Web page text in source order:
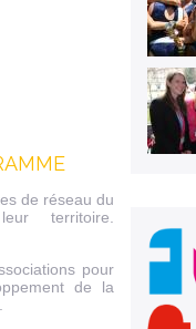
de réseau du
territoire.
pour
de la